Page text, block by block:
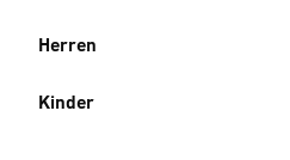
Herren
Kinder